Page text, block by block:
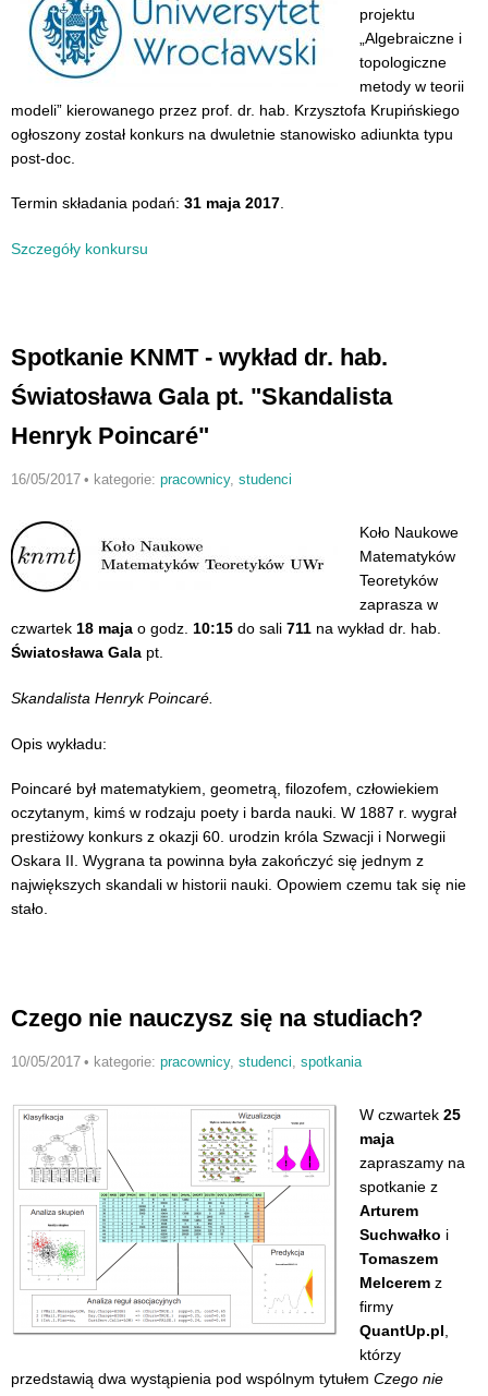
projektu
„Algebraiczne i
topologiczne
metody w teorii
modeli” kierowanego przez prof. dr. hab. Krzysztofa Krupińskiego
ogłoszony został konkurs na dwuletnie stanowisko adiunkta typu
post-doc.
Termin składania podań: 31 maja 2017.
Szczegóły konkursu
Spotkanie KNMT - wykład dr. hab.
Światosława Gala pt. "Skandalista
Henryk Poincaré"
16/05/2017 • kategorie: pracownicy, studenci
Koło Naukowe
Matematyków
Teoretyków
zaprasza w
czwartek 18 maja o godz. 10:15 do sali 711 na wykład dr. hab.
Światosława Gala pt.
Skandalista Henryk Poincaré.
Opis wykładu:
Poincaré był matematykiem, geometrą, filozofem, człowiekiem
oczytanym, kimś w rodzaju poety i barda nauki. W 1887 r. wygrał
prestiżowy konkurs z okazji 60. urodzin króla Szwacji i Norwegii
Oskara II. Wygrana ta powinna była zakończyć się jednym z
największych skandali w historii nauki. Opowiem czemu tak się nie
stało.
Czego nie nauczysz się na studiach?
10/05/2017 • kategorie: pracownicy, studenci spotkania
W czwartek 25
maja
zapraszamy na
spotkanie z
Arturem
Suchwałko i
Tomaszem
Melcerem z
firmy
QuantUp.pl
którzy
przedstawią dwa wystąpienia pod wspólnym tytułem Czego nie